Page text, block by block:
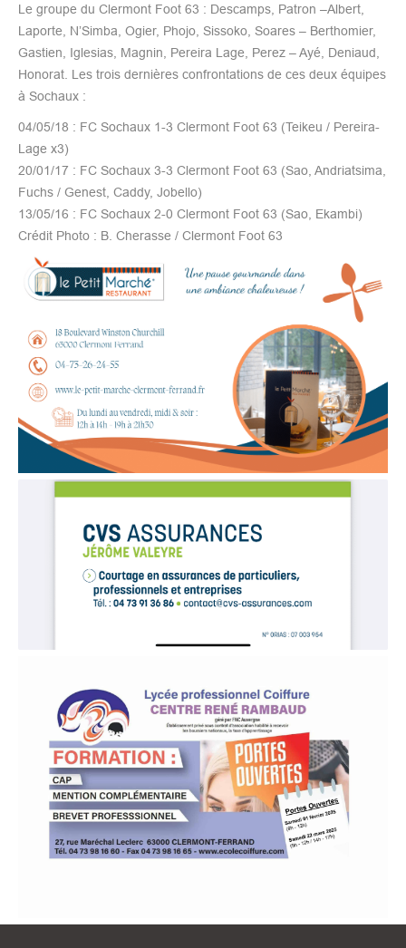
Le groupe du Clermont Foot 63 : Descamps, Patron –Albert,
Laporte, N’Simba, Ogier, Phojo, Sissoko, Soares – Berthomier,
Gastien, Iglesias, Magnin, Pereira Lage, Perez – Ayé, Deniaud,
Honorat. Les trois dernières confrontations de ces deux équipes
à Sochaux :
04/05/18 : FC Sochaux 1-3 Clermont Foot 63 (Teikeu / Pereira-
Lage x3)
20/01/17 : FC Sochaux 3-3 Clermont Foot 63 (Sao, Andriatsima,
Fuchs / Genest, Caddy, Jobello)
13/05/16 : FC Sochaux 2-0 Clermont Foot 63 (Sao, Ekambi)
Crédit Photo : B. Cherasse / Clermont Foot 63